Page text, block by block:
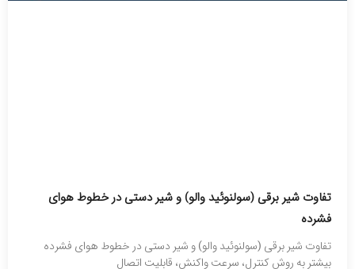
تفاوت شیر برقی (سولنوئید والو) و شیر دستی در خطوط هوای
فشرده
تفاوت شیر برقی (سولنوئید والو) و شیر دستی در خطوط هوای فشرده
بیشتر به روش کنترل، سرعت واکنش، قابلیت اتصال